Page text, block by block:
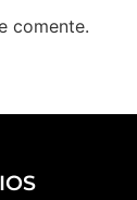
comente.